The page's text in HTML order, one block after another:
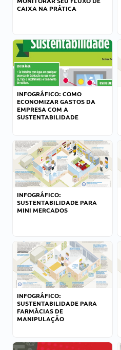
CAIXA NA PRÁTICA
INFOGRÁFICO: COMO
ECONOMIZAR GASTOS DA
EMPRESA COM A
SUSTENTABILIDADE
INFOGRÁFICO:
SUSTENTABILIDADE PARA
MINI MERCADOS
INFOGRÁFICO:
SUSTENTABILIDADE PARA
FARMÁCIAS DE
MANIPULAÇÃO